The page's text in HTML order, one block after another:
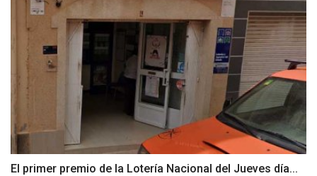
El primer premio de la Lotería Nacional del Jueves día...